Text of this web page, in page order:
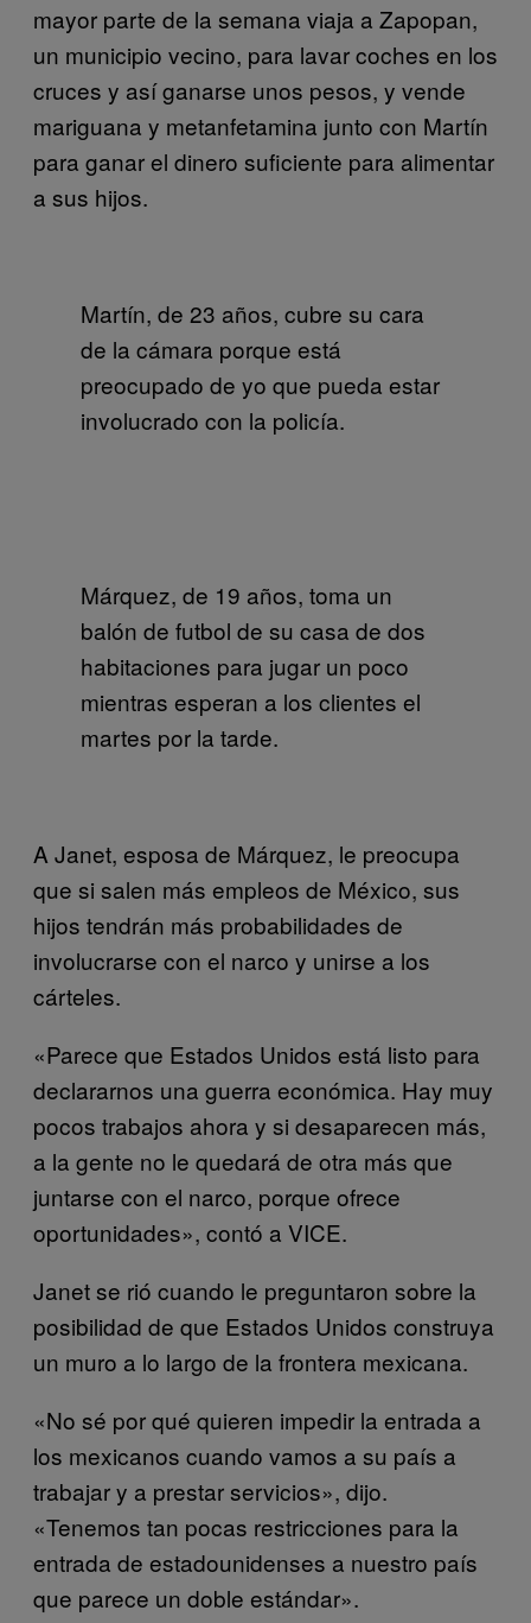
mayor parte de la semana viaja a Zapopan,
un municipio vecino, para lavar coches en los
cruces y así ganarse unos pesos, y vende
mariguana y metanfetamina junto con Martín
para ganar el dinero suficiente para alimentar
a sus hijos.
Martín, de 23 años, cubre su cara
de la cámara porque está
preocupado de yo que pueda estar
involucrado con la policía.
Márquez, de 19 años, toma un
balón de futbol de su casa de dos
habitaciones para jugar un poco
mientras esperan a los clientes el
martes por la tarde.
A Janet, esposa de Márquez, le preocupa
que si salen más empleos de México, sus
hijos tendrán más probabilidades de
involucrarse con el narco y unirse a los
cárteles.
«Parece que Estados Unidos está listo para
declararnos una guerra económica. Hay muy
pocos trabajos ahora y si desaparecen más,
a la gente no le quedará de otra más que
juntarse con el narco, porque ofrece
oportunidades», contó a VICE.
Janet se rió cuando le preguntaron sobre la
posibilidad de que Estados Unidos construya
un muro a lo largo de la frontera mexicana.
«No sé por qué quieren impedir la entrada a
los mexicanos cuando vamos a su país a
trabajar y a prestar servicios», dijo.
«Tenemos tan pocas restricciones para la
entrada de estadounidenses a nuestro país
que parece un doble estándar».